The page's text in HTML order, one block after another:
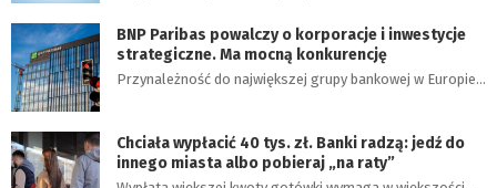
BNP Paribas powalczy o korporacje i inwestycje
strategiczne. Ma mocną konkurencję
Przynależność do największej grupy bankowej w Europie…
Chciała wypłacić 40 tys. zł. Banki radzą: jedź do
innego miasta albo pobieraj „na raty”